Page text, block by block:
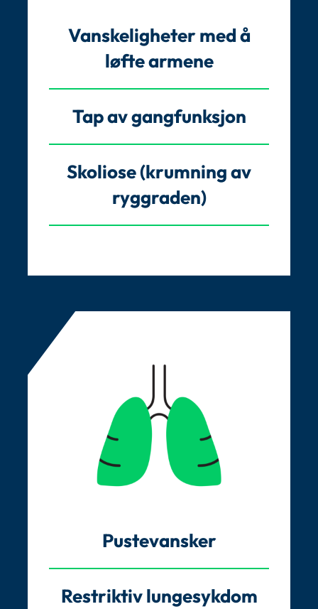
Vanskeligheter med å
løfte armene
Tap av gangfunksjon
Skoliose (krumning av
ryggraden)
Pustevansker
Restriktiv lungesykdom